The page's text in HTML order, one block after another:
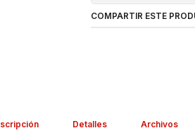
COMPARTIR ESTE
Detalles Archivos